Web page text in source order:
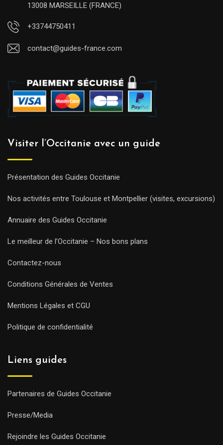
13008 MARSEILLE (FRANCE)
+33744750411
contact@guides-france.com
Visiter l’Occitanie avec un guide
Présentation des Guides Occitanie
Nos activités entre Toulouse et Montpellier (visites, excursions)
Annuaire des Guides Occitanie
Le meilleur de l’Occitanie – Nos bons plans
Contactez-nous
Conditions Générales de Ventes
Mentions Légales et CGU
Politique de confidentialité
Liens guides
Partenaires de Guides Occitanie
Presse/Media
Rejoindre les Guides Occitanie